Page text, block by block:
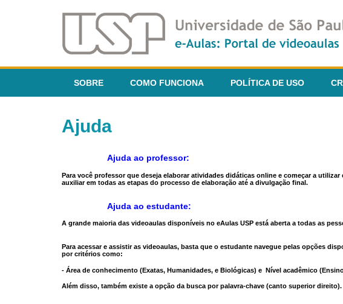
SOBRE COMO FUNCIONA POLÍTICA DE USO
Ajuda
Ajuda ao professor:
Para você professor que deseja elaborar atividades didáticas online e começar a
auxiliar em todas as etapas do processo de elaboração até a divulgação final.
Ajuda ao estudante:
A grande maioria das videoaulas disponíveis no eAulas USP está aberta a todas as
Para acessar e assistir as videoaulas, basta que o estudante navegue pelas opções
por critérios como:
- Área de conhecimento (Exatas, Humanidades, e Biológicas) e Nível acadêmico
Além disso, também existe a opção da busca por palavra-chave (canto superior